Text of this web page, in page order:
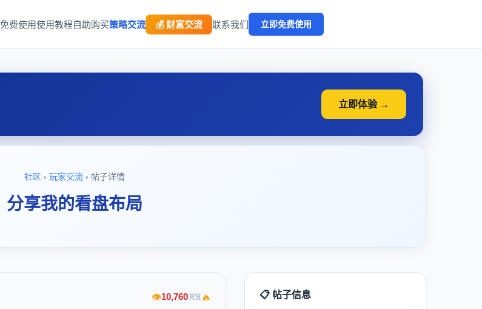
免费使用使用教程自助购买策略交流 💰 财富交流 联系我们 立即免费使用
立即体验 →
社区 › 玩家交流 › 帖子详情
分享我的看盘布局
👁10,760浏览🔥 📋 帖子信息